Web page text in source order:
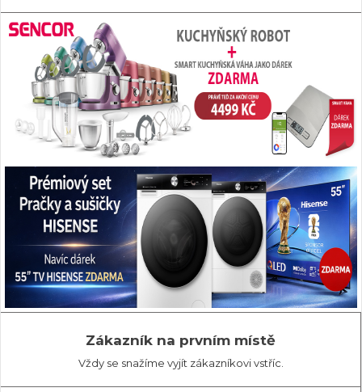
Zákazník na prvním místě
Vždy se snažíme vyjít zákazníkovi vstříc.